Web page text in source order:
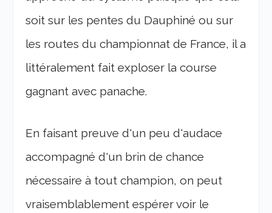
soit sur les pentes du Dauphiné ou sur
les routes du championnat de France, il a
littéralement fait exploser la course
gagnant avec panache.
En faisant preuve d'un peu d'audace
accompagné d'un brin de chance
nécessaire à tout champion, on peut
vraisemblablement espérer voir le